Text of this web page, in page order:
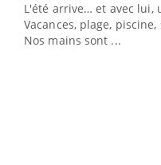
L'été arrive… et avec lui,
Vacances, plage,
Nos mains sont ...